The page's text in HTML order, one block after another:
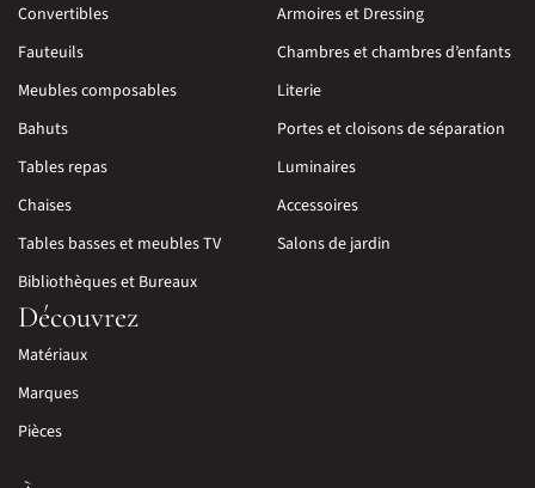
Convertibles
Fauteuils
Meubles composables
Bahuts
Tables repas
Chaises
Tables basses et meubles TV
Bibliothèques et Bureaux
Armoires et Dressing
Chambres et chambres d’enfants
Literie
Portes et cloisons de séparation
Luminaires
Accessoires
Salons de jardin
Découvrez
Matériaux
Marques
Pièces